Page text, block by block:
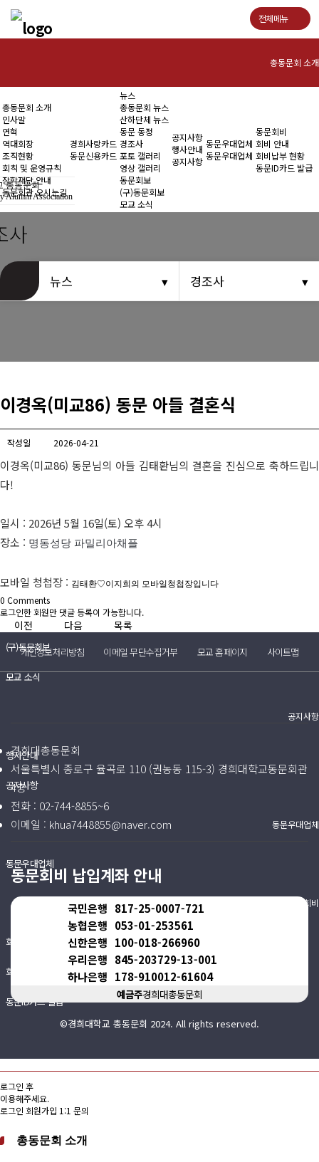
전체메뉴
총동문회 소개
인사말
연혁
역대회장
조직현황
동문회관 오시는길
동문신용카드
총동문회 뉴스
산하단체 뉴스
경조사
영상 갤러리
동문회보
(구)동문회보
모교 소식
공지사항
행사안내
공지사항
동문우대업체
동문우대업체
동문회비
회비 안내
회비납부 현황
동문ID카드 발급
총동문회 소개
인사말
연혁
역대회장
조직현황
회칙 및 운영규칙
장학재단 안내
동문회관 오시는길
경희사랑카드
동문신용카드
뉴스
총동문회 뉴스
산하단체 뉴스
동문 동정
경조사
포토 갤러리
영상 갤러리
동문회보
(구)동문회보
모교 소식
공지사항
행사안내
공지사항
동문우대업체
동문우대업체
동문회비
회비 안내
회비납부 현황
동문ID카드 발급
총동문회
Alumni Association
사
뉴스 경조사
이경옥(미교86) 동문 아들 결혼식
작성일 2026-04-21
이경옥(미교86) 동문님의 아들 김태환님의 결혼을 진심으로 축하드립니
다!
일시 : 2026년 5월 16일(토) 오후 4시
장소 : 명동성당 파밀리아채플
모바일 청첩장 : 김태환♡이지희의 모바일청첩장입니다
0 Comments
로그인한 회원만 댓글 등록이 가능합니다.
이전 다음 목록
개인정보처리방침 이메일 무단수집거부 모교 홈페이지 사이트맵
경희대총동문회
서울특별시 종로구 율곡로 110 (권농동 115-3) 경희대학교동문회관
4층
전화 : 02-744-8855~6
이메일 : khua7448855@naver.com
동문회비 납입계좌 안내
국민은행 817-25-0007-721
농협은행 053-01-253561
신한은행 100-018-266960
우리은행 845-203729-13-001
하나은행 178-910012-61604
예금주경희대총동문회
©경희대학교 총동문회 2024. All rights reserved.
로그인 후
이용해주세요.
로그인 회원가입 1:1 문의
총동문회 소개